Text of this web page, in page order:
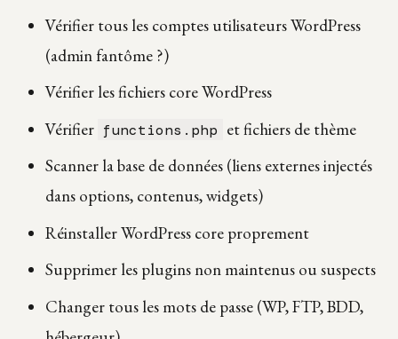
Vérifier tous les comptes utilisateurs WordPress
(admin fantôme ?)
Vérifier les fichiers core WordPress
Vérifier functions.php et fichiers de thème
Scanner la base de données (liens externes injectés
dans options, contenus, widgets)
Réinstaller WordPress core proprement
Supprimer les plugins non maintenus ou suspects
Changer tous les mots de passe (WP, FTP, BDD,